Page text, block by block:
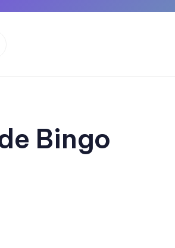
Bingo